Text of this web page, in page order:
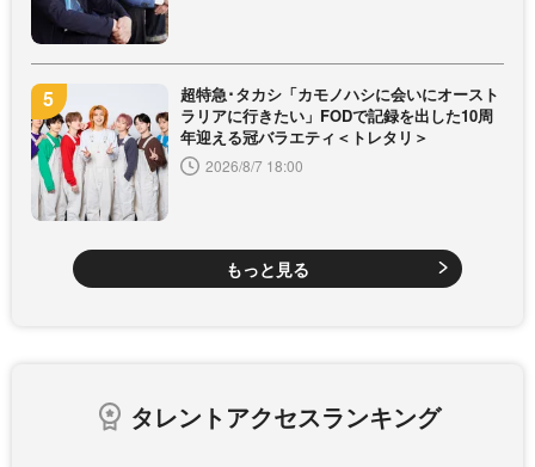
超特急･タカシ「カモノハシに会いにオースト
ラリアに行きたい」FODで記録を出した10周
年迎える冠バラエティ＜トレタリ＞
2026/8/7 18:00
もっと見る
タレントアクセスランキング